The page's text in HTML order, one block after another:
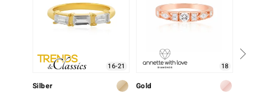
Collection
BY DE MELO
16-21
Silber
18
Gold